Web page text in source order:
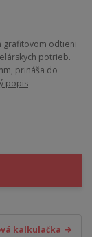
grafitovom odtieni
potrieb.
prináša do
popis
kalkulačka